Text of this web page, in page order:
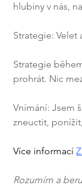
hlubiny v nás,
Strategie: Velet
Strategie
prohrát. Nic
Vnímání: Jsem
zneuctit,
Více informací
Rozumím a